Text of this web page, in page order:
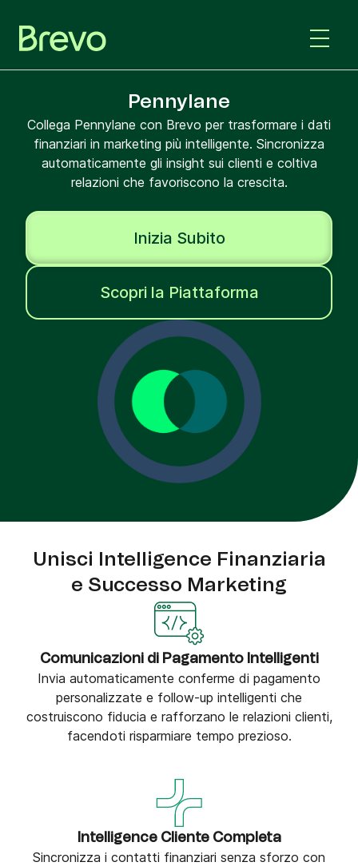
Pennylane
Collega Pennylane con Brevo per trasformare i dati
finanziari in marketing più intelligente. Sincronizza
automaticamente gli insight sui clienti e coltiva
relazioni che favoriscono la crescita.
Inizia Subito
Scopri la Piattaforma
Unisci Intelligence Finanziaria
e Successo Marketing
Comunicazioni di Pagamento Intelligenti
Invia automaticamente conferme di pagamento
personalizzate e follow-up intelligenti che
costruiscono fiducia e rafforzano le relazioni clienti,
facendoti risparmiare tempo prezioso.
Intelligence Cliente Completa
Sincronizza i contatti finanziari senza sforzo con